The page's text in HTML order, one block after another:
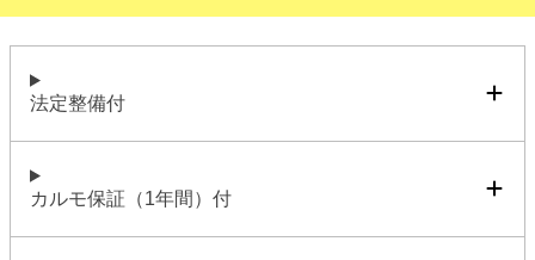
法定整備付
カルモ保証（1年間）付